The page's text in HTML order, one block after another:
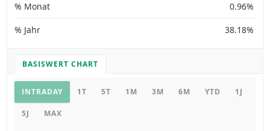
% Monat 0.96%
% Jahr 38.18%
BASISWERT CHART
Basiswert Chart
CHART EINSTELLUNGEN
INTRADAY
1T 5T 1M 3M 6M YTD 1J
5J MAX